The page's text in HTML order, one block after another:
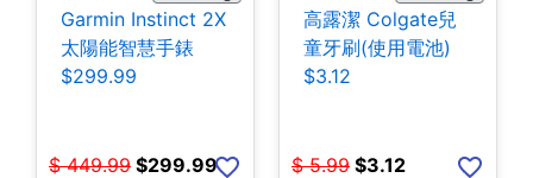
Garmin Instinct 2X
太陽能智慧手錶
$299.99
$ 449.99 $299.99
高露潔 Colgate兒
童牙刷(使用電池)
$3.12
$ 5.99 $3.12